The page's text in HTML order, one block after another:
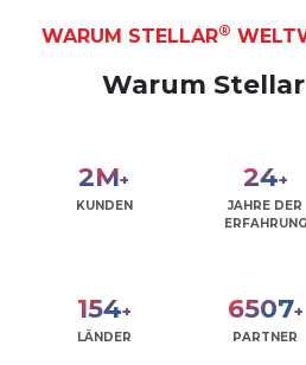
WARUM STELLAR®
Warum
2M+
KUNDEN
27+
JAHRE DER
ERFAHRUNG
172+
LÄNDER
7270+
PARTNER